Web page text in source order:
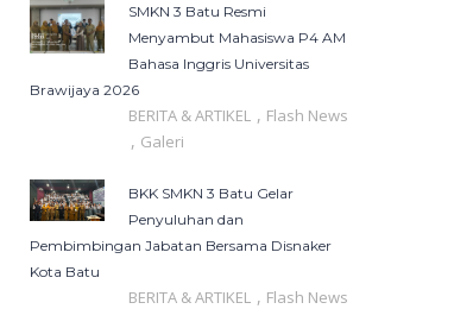
SMKN 3 Batu Resmi
Menyambut Mahasiswa P4 AM
Bahasa Inggris Universitas
Brawijaya 2026
BERITA & ARTIKEL , Flash News
, Galeri
BKK SMKN 3 Batu Gelar
Penyuluhan dan
Pembimbingan Jabatan Bersama Disnaker
Kota Batu
BERITA & ARTIKEL , Flash News